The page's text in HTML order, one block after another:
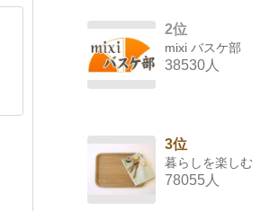
2位
mixi バスケ部
38530人
3位
暮らしを楽しむ
78055人